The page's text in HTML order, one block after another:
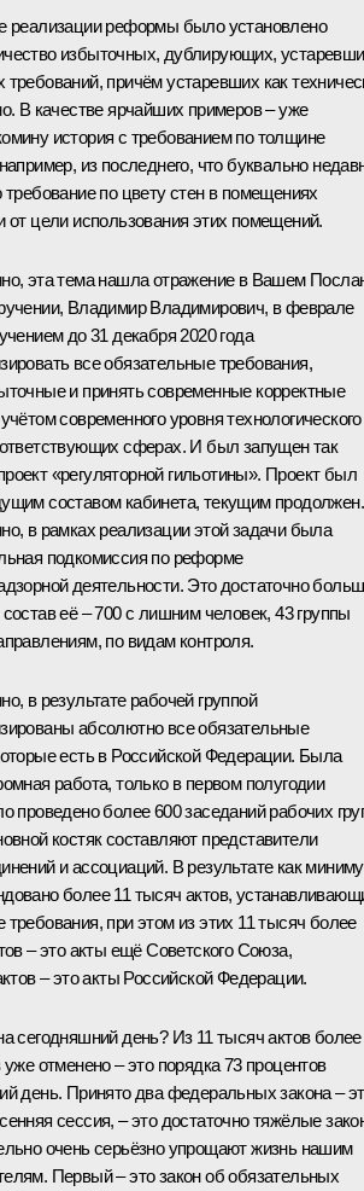
реализации реформы было установлено
избыточных, дублирующих,
требований, причём устаревших как
В качестве ярчайших примеров – уже
история с требованием по толщине
из последнего, что буквально
требование по цвету стен в помещениях
от цели использования этих помещений.
эта тема нашла отражение в Вашем
Владимир Владимирович, в феврале
до 31 декабря 2020 года
все обязательные требования,
и принять современные корректные
современного уровня технологического
сферах. И был запущен так
«регуляторной гильотины». Проект был
составом кабинета, текущим продолжен.
в рамках реализации этой задачи была
подкомиссия по реформе
деятельности. Это достаточно
её – 700 с лишним человек, 43 группы
по видам контроля.
в результате рабочей группой
абсолютно все обязательные
есть в Российской Федерации. Была
работа, только в первом полугодии
проведено более 600 заседаний рабочих
костяк составляют представители
и ассоциаций. В результате как
более 11 тысяч актов,
требования, при этом из этих 11 тысяч более
– это акты ещё Советского Союза,
– это акты Российской Федерации.
сегодняшний день? Из 11 тысяч актов более
уже отменено – это порядка 73 процентов
день. Принято два федеральных закона –
сессия, – это достаточно тяжёлые
очень серьёзно упрощают жизнь нашим
Первый – это закон об обязательных